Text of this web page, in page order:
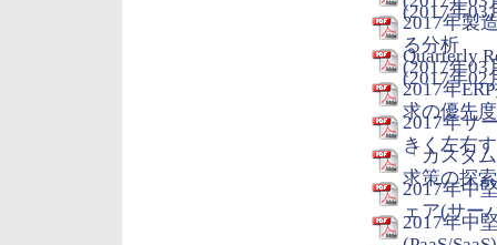
(2017年03
2017年製
る分析
(2017年03
Quarterly
(2017年02
2017年
求の優先
2017年サ
きく左右
「カスタ
求策の探
2017年中
ェア(サー
2017年中